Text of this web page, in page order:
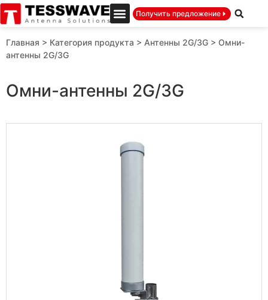
Получить предложение
Главная > Категория продукта > Антенны 2G/3G > Омни-
антенны 2G/3G
Омни-антенны 2G/3G